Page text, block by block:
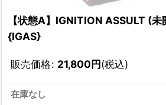
【状態A】IGNITION ASSULT (
{IGAS}
販売価格: 21,800円(税込)
在庫なし